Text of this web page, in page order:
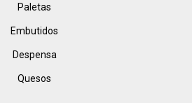
Paletas
Embutidos
Despensa
Quesos